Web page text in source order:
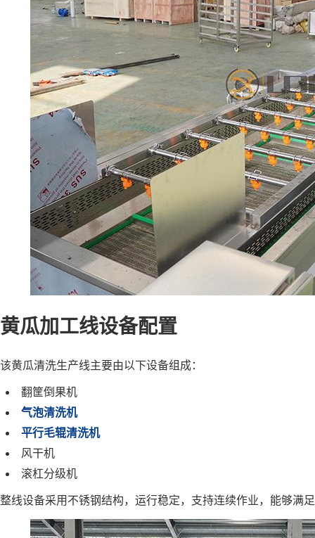
黄瓜加工线设备配置
该黄瓜清洗生产线主要由以下设备组成：
翻筐倒果机
气泡清洗机
平行毛辊清洗机
风干机
滚杠分级机
整线设备采用不锈钢结构，运行稳定，支持连续作业，能够满